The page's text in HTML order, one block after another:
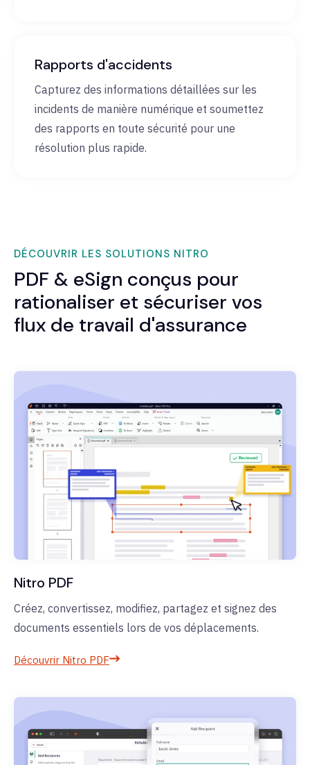
Rapports d'accidents
Capturez des informations détaillées sur les
incidents de manière numérique et soumettez
des rapports en toute sécurité pour une
résolution plus rapide.
DÉCOUVRIR LES SOLUTIONS NITRO
PDF & eSign conçus pour
rationaliser et sécuriser vos
flux de travail d'assurance
Nitro PDF
Créez, convertissez, modifiez, partagez et signez des
documents essentiels lors de vos déplacements.
Découvrir Nitro PDF